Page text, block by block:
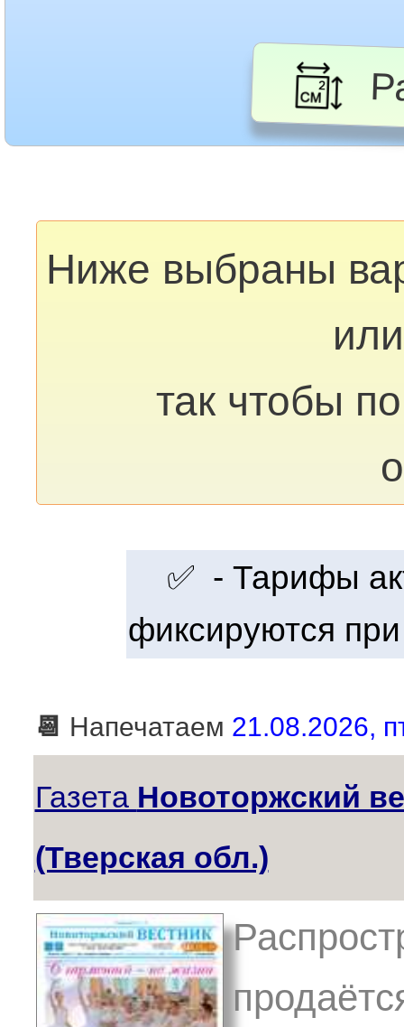
Ниже выбраны
так чтобы
✅ - Тарифы
фиксируются
📆 Напечатаем 21.08.2026,
Газета Новоторжский
(Тверская обл.)